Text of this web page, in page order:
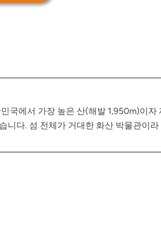
국에서 가장 높은 산(해발 1,950m)이자
니다. 섬 전체가 거대한 화산 박물관이라